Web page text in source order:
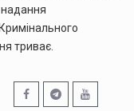
надання
триває.